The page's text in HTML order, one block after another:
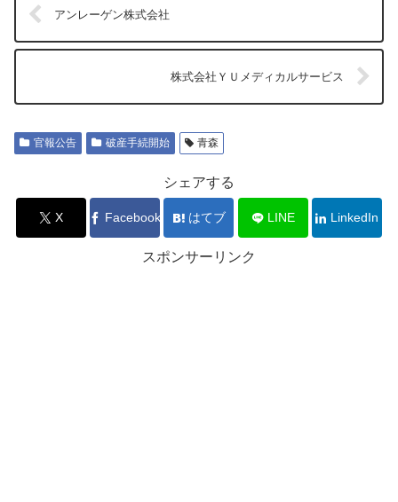
アンレーゲン株式会社
株式会社ＹＵメディカルサービス
官報公告 破産手続開始 青森
シェアする
X Facebook はてブ LINE LinkedIn
スポンサーリンク